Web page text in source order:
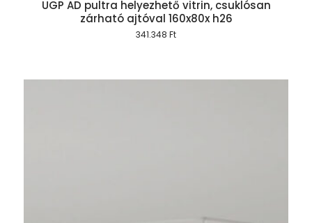
UGP AD pultra helyezhető vitrin, csuklósan
zárható ajtóval 160x80x h26
341.348 Ft